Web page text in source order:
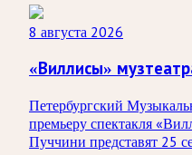
8 августа 2026
«Виллисы»
Петербургский
премьеру спектакля
Пуччини представят 25